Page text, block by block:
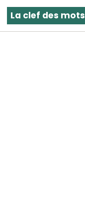
La clef des mots